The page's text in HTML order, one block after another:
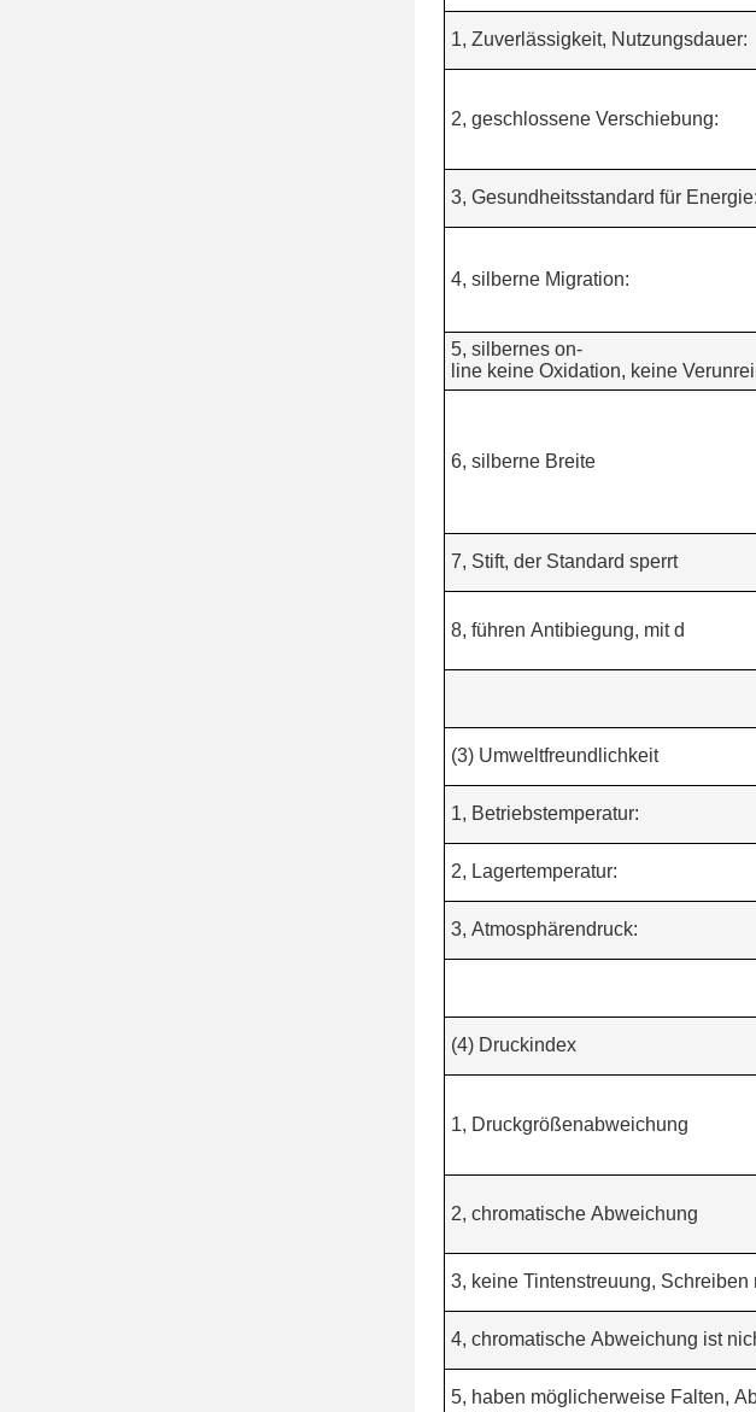
1, Zuverlässigkeit, Nutzungsdauer:
2, geschlossene Verschiebung:
3, Gesundheitsstandard für Energie:
4, silberne Migration:
5, silbernes on-
line keine Oxidation, keine
6, silberne Breite
7, Stift, der Standard sperrt
8, führen Antibiegung, mit d
(3) Umweltfreundlichkeit
1, Betriebstemperatur:
2, Lagertemperatur:
3, Atmosphärendruck:
(4) Druckindex
1, Druckgrößenabweichung
2, chromatische Abweichung
3, keine Tintenstreuung, Schreiben
4, chromatische Abweichung ist
5, haben möglicherweise Falten,